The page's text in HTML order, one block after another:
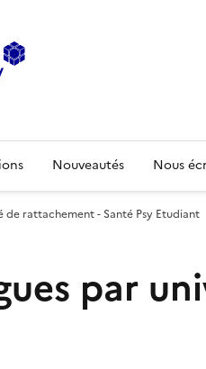
Nouveautés Nous
rattachement - Santé Psy Etudiant
par